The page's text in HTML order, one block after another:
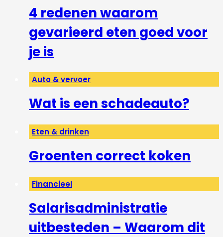
4 redenen waarom
gevarieerd eten goed voor
je is
Auto & vervoer
Wat is een schadeauto?
Eten & drinken
Groenten correct koken
Financieel
Salarisadministratie
uitbesteden – Waarom dit